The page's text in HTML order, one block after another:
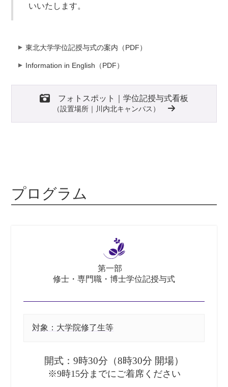
いいたします。
東北大学学位記授与式の案内（PDF）
Information in English（PDF）
フォトスポット｜学位記授与式看板
（設置場所｜川内北キャンパス）
プログラム
第一部
修士・専門職・博士学位記授与式
対象：大学院修了生等
開式：9時30分（8時30分 開場）
※9時15分までにご着席ください